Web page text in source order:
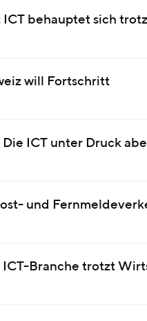
ICT behauptet sich
will Fortschritt
ICT unter Druck
und
ICT-Branche trotzt